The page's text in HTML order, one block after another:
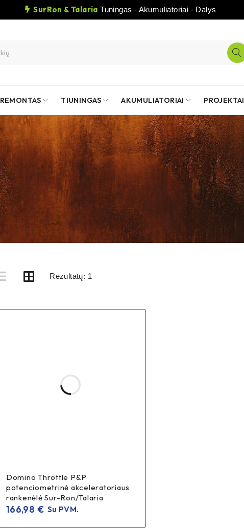
SurRon & Talaria Tuningas - Akumuliatoriai - Dalys
REMONTAS TIUNINGAS AKUMULIATORIAI PROJEKTAI
Rezultatų: 1
Domino Throttle P&P
potenciometrinė akceleratoriaus
rankenėlė Sur-Ron/Talaria
166,98 €Su PVM.